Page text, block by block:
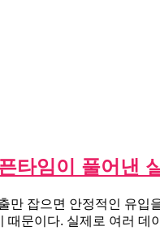
타임이 풀어낸
잡으면 안정적인 유
문이다. 실제로 여러